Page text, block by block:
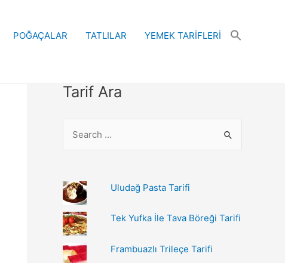
POĞAÇALAR TATLILAR YEMEK TARİFLERİ
Tarif Ara
r
c
h
f
o
Uludağ Pasta Tarifi
Tek Yufka İle Tava Böreği Tarifi
Frambuazlı Trileçe Tarifi